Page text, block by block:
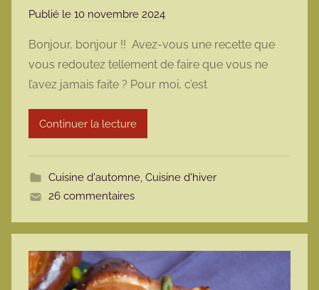
Publié le 10 novembre 2024
r
m
a
t
Bonjour, bonjour !! Avez-vous une recette que
vous redoutez tellement de faire que vous ne
l’avez jamais faite ? Pour moi, c’est
Continuer la lecture
Cuisine d'automne, Cuisine d'hiver
26 commentaires